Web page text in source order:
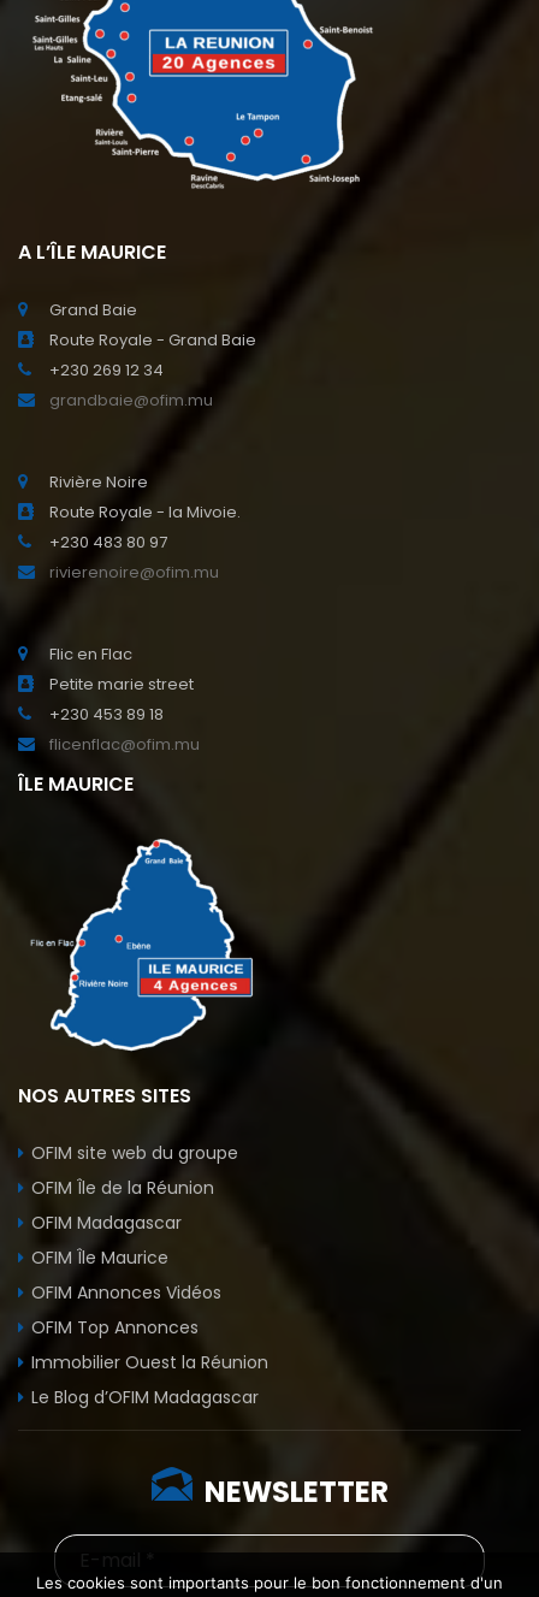
A L’ÎLE MAURICE
Grand Baie
Route Royale - Grand Baie
+230 269 12 34
grandbaie@ofim.mu
Rivière Noire
Route Royale - la Mivoie.
+230 483 80 97
rivierenoire@ofim.mu
Flic en Flac
Petite marie street
+230 453 89 18
flicenflac@ofim.mu
ÎLE MAURICE
NOS AUTRES SITES
OFIM site web du groupe
OFIM Île de la Réunion
OFIM Madagascar
OFIM Île Maurice
OFIM Annonces Vidéos
OFIM Top Annonces
Immobilier Ouest la Réunion
Le Blog d’OFIM Madagascar
NEWSLETTER
Les cookies sont importants pour le bon fonctionnement d'un